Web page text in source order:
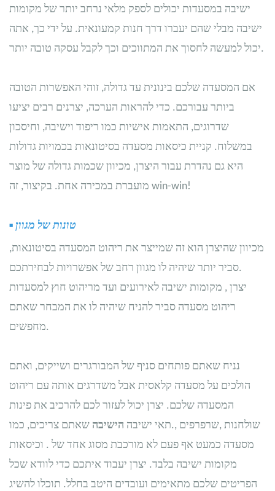
ישיבה במסעדות יכולים לספק מלאי נרחב יותר של מקומות
ישיבה מבלי שהם יעברו דרך חנות קמעונאית. על ידי כך, אתה
יכול למעשה לחסוך את המתווכים וכך לקבל עסקה טובה יותר.
אם המסעדה שלכם בינונית עד גדולה, זוהי האפשרות הטובה
ביותר עבורכם. כדי להראות הערכה, יצרנים רבים יציעו
שדרוגים, התאמות אישיות כמו ריפוד וישיבה, וחיסכון
במשלוח. קניית כיסאות מסעדה בסיטונאות בכמויות גדולות
היא גם נהדרת עבור היצרן, מכיוון שכמות גדולה של מוצר
מועברת במכירה אחת. בקיצור, זה win-win!
▪ טונות של מגוון
מכיוון שהיצרן הוא זה שמייצר את ריהוט המסעדה בסיטונאות,
סביר יותר שיהיה לו מגוון רחב של אפשרויות לבחירתכם.
מריהוט חוץ למסעדות ועד מקומות ישיבה לאירועים , יצרן
ריהוט מסעדה סביר להניח שיהיה לו את המבחר שאתם
מחפשים.
נניח שאתם פותחים סניף של המבורגרים ושייקים, ואתם
הולכים על מסעדה קלאסית אבל משדרגים אותה עם ריהוט
המסעדה שלכם. יצרן יכול לעזור לכם להרכיב את פינות
הישיבה שאתם צריכים, כמו תאי ישיבה., שרפרפים, שולחנות
וכיסאות . מסעדה כמעט אף פעם לא מורכבת מסוג אחד של
מקומות ישיבה בלבד. יצרן יעבוד איתכם כדי לוודא שכל
הפריטים שלכם מתאימים ועובדים היטב בחלל. תוכלו להשיג